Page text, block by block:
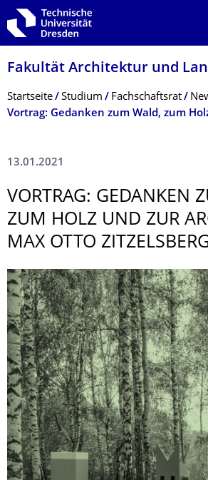
Zur Hauptnavigation springen
Zur Suche springen
Zum Inhalt springen
Fakultät Architektur und
Breadcrumb-Menü
Startseite Studium Fachschaftsrat
13.01.2021
VORTRAG: GEDANKEN
ZUM HOLZ UND ZUR
MAX OTTO